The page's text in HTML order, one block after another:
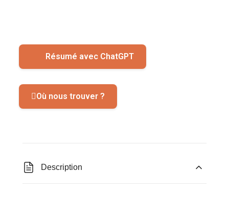
Résumé avec ChatGPT
Où nous trouver ?
Description